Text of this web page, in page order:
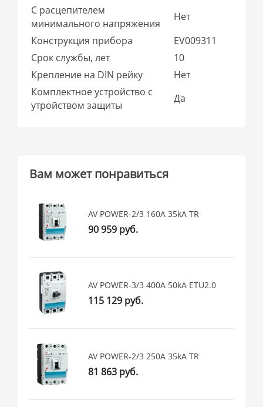
С расцепителем
минимального напряжения
Нет
Конструкция прибора
EV009311
Срок службы, лет
10
Крепление на DIN рейку
Нет
Комплектное устройство с
утройством защиты
Да
Вам может понравиться
AV POWER-2/3 160А 35kA TR
90 959 руб.
AV POWER-3/3 400А 50kA ETU2.0
115 129 руб.
AV POWER-2/3 250А 35kA TR
81 863 руб.